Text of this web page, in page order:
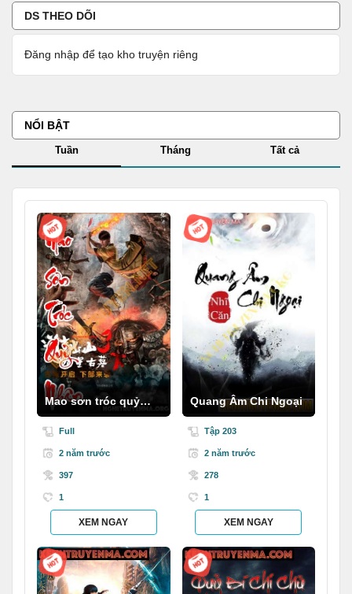
DS THEO DÕI
Đăng nhập để tạo kho truyện riêng
NỔI BẬT
Tuần Tháng Tất cả
Mao sơn tróc quỷ
nhânFull
2 năm trước
397
1
XEM NGAY
Quang Âm Chi Ngoại
Tập 203
2 năm trước
278
1
XEM NGAY